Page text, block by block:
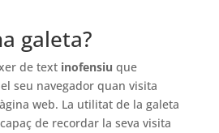
galeta?
de text inofensiu que
seu navegador quan visita
web. La utilitat de la galeta
de recordar la seva visita